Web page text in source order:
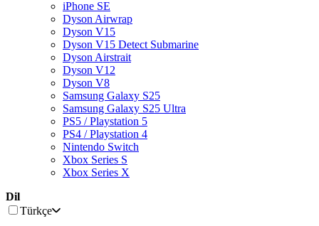
iPhone SE
Dyson Airwrap
Dyson V15
Dyson V15 Detect Submarine
Dyson Airstrait
Dyson V12
Dyson V8
Samsung Galaxy S25
Samsung Galaxy S25 Ultra
PS5 / Playstation 5
PS4 / Playstation 4
Nintendo Switch
Xbox Series S
Xbox Series X
Dil
Türkçe